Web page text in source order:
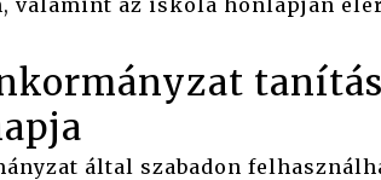
által szabadon